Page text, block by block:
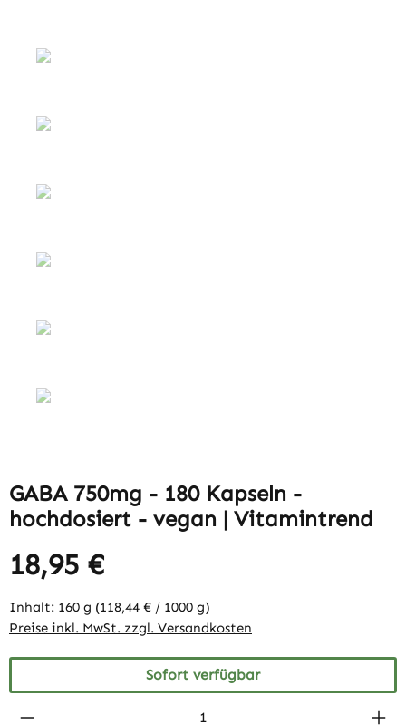
GABA 750mg - 180 Kapseln -
hochdosiert - vegan | Vitamintrend
18,95 €
Inhalt: 160 g (118,44 € / 1000 g)
Preise inkl. MwSt. zzgl. Versandkosten
Sofort verfügbar
Produkt Anzahl: Gib den gewünschten